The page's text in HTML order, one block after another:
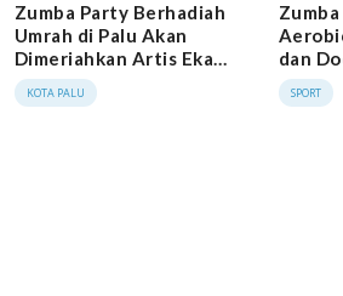
Zumba Party Berhadiah
Umrah di Palu Akan
Dimeriahkan Artis Eka
Montana
KOTA PALU
dan
SPORT